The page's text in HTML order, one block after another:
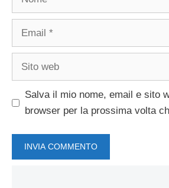
Email
Sito
Salva il mio nome, email e sito
browser per la prossima volta